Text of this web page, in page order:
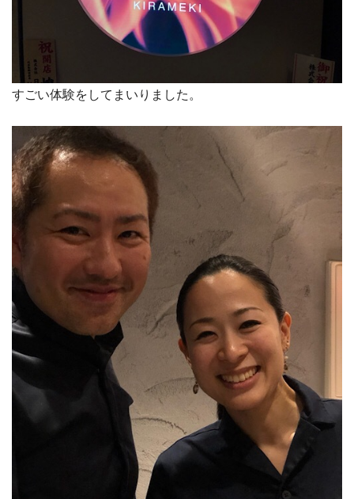
すごい体験をしてまいりました。